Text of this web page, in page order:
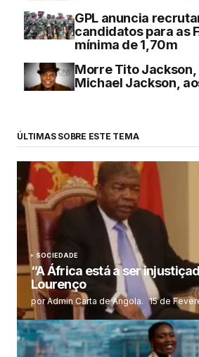
GPL anuncia
candidatos para as
mínima de 1,70m
Morre Tito
Michael Jackson,
ÚLTIMAS SOBRE ESTE TEMA
SOCIEDADE
“A África está a ser
Lourenço
por Admin Carta de Angola. 15 de